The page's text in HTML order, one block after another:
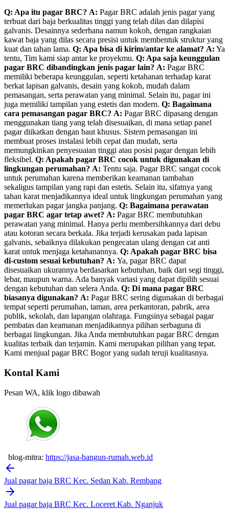
Q: Apa itu pagar BRC? A: Pagar BRC adalah jenis pagar yang
terbuat dari baja berkualitas tinggi yang telah dilas dan dilapisi
galvanis. Desainnya sederhana namun kokoh, dengan rangkaian
kawat baja yang dilas secara presisi untuk membentuk struktur yang
kuat dan tahan lama. Q: Apa bisa di kirim/antar ke alamat? A: Ya
tentu, Tim kami siap antar ke proyekmu. Q: Apa saja keunggulan
pagar BRC dibandingkan jenis pagar lain? A: Pagar BRC
memiliki beberapa keunggulan, seperti ketahanan terhadap karat
berkat lapisan galvanis, desain yang kokoh, mudah dalam
pemasangan, serta perawatan yang minimal. Selain itu, pagar ini
juga memiliki tampilan yang estetis dan modern. Q: Bagaimana
cara pemasangan pagar BRC? A: Pagar BRC dipasang dengan
menggunakan tiang yang telah disesuaikan, di mana setiap panel
pagar diikatkan dengan baut khusus. Sistem pemasangan ini
membuat proses instalasi lebih cepat dan mudah, serta
memungkinkan penyesuaian tinggi atau posisi pagar dengan lebih
fleksibel. Q: Apakah pagar BRC cocok untuk digunakan di
lingkungan perumahan? A: Tentu saja. Pagar BRC sangat cocok
untuk perumahan karena memberikan keamanan tambahan
sekaligus tampilan yang rapi dan estetis. Selain itu, sifatnya yang
tahan karat menjadikannya ideal untuk lingkungan perumahan yang
memerlukan pagar jangka panjang. Q: Bagaimana perawatan
pagar BRC agar tetap awet? A: Pagar BRC membutuhkan
perawatan yang minimal. Hanya perlu membersihkannya dari debu
atau kotoran secara berkala. Jika terjadi kerusakan pada lapisan
galvanis, sebaiknya dilakukan pengecatan ulang dengan cat anti
karat untuk menjaga ketahanannya. Q: Apakah pagar BRC bisa
di-custom sesuai kebutuhan? A: Ya, pagar BRC dapat
disesuaikan ukurannya berdasarkan kebutuhan, baik dari segi tinggi,
lebar, maupun warna. Ada banyak variasi yang dapat dipilih sesuai
dengan kebutuhan dan selera Anda. Q: Di mana pagar BRC
biasanya digunakan? A: Pagar BRC sering digunakan di berbagai
tempat seperti perumahan, taman, area perkantoran, pabrik, area
publik, sekolah, dan lapangan olahraga. Fungsinya sebagai pagar
pembatas dan keamanan menjadikannya pilihan serbaguna di
berbagai lingkungan. Jika Anda membutuhkan pagar BRC dengan
kualitas terbaik dan terjamin. Kami merupakan pilihan yang tepat.
Kami menjual pagar BRC Bogor yang sudah teruji kualitasnya.
Kontal Kami
Pesan WA, klik logo dibawah
blog-mitra: https://jasa-bangun-rumah.web.id
Post
navigation
Jual pagar baja BRC Kec. Sedan Kab. Rembang
Jual pagar baja BRC Kec. Loceret Kab. Nganjuk